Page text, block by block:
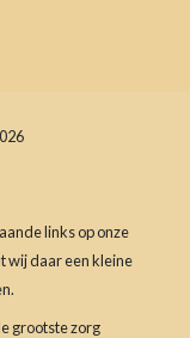
links op onze
wij daar een kleine
grootste zorg